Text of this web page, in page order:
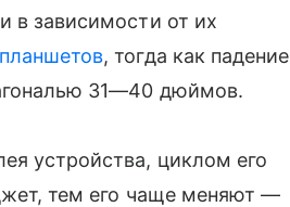
в зависимости от их
планшетов, тогда как падение
31—40 дюймов.
устройства, циклом его
тем его чаще меняют —